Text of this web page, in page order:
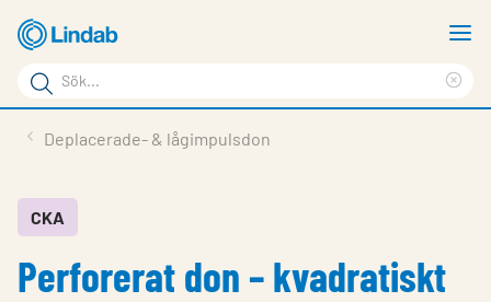
Hoppa
till
huvudinnehållet
Sökord
Sök
på
Service & Support
Hållbarhet
Deplacerade- & lågimpulsdon
CKA
Perforerat don – kvadratiskt